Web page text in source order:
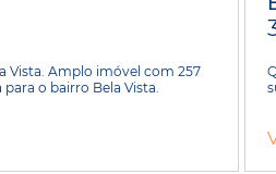
Vista. Amplo imóvel com 257
o bairro Bela Vista.